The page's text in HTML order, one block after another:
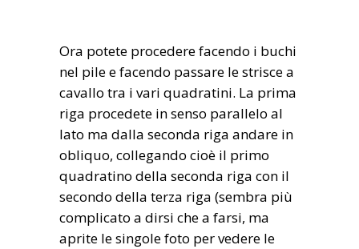
Ora potete procedere facendo i buchi
nel pile e facendo passare le strisce a
cavallo tra i vari quadratini. La prima
riga procedete in senso parallelo al
lato ma dalla seconda riga andare in
obliquo, collegando cioè il primo
quadratino della seconda riga con il
secondo della terza riga (sembra più
complicato a dirsi che a farsi, ma
aprite le singole foto per vedere le